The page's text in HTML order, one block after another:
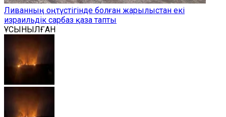
Ливанның оңтүстігінде болған жарылыстан екі
израильдік сарбаз қаза тапты
ҰСЫНЫЛҒАН